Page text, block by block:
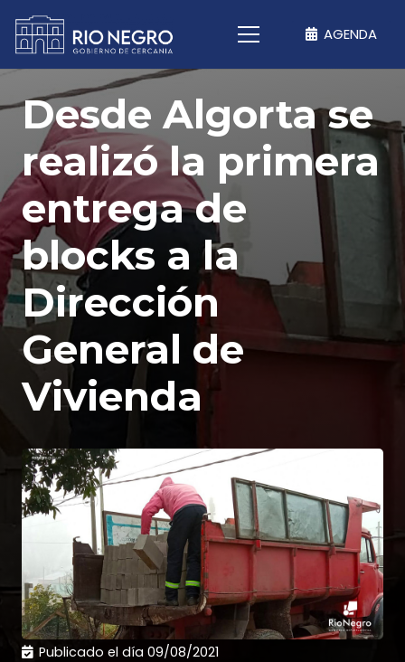
AGENDA
Desde Algorta se
realizó la primera
entrega de
blocks a la
Dirección
General de
Vivienda
Publicado el día 09/08/2021